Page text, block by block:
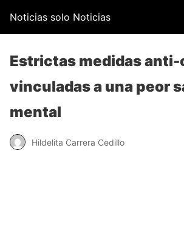
Noticias solo Noticias
Estrictas medidas
vinculadas a una peor
mental
Hildelita Carrera Cedillo